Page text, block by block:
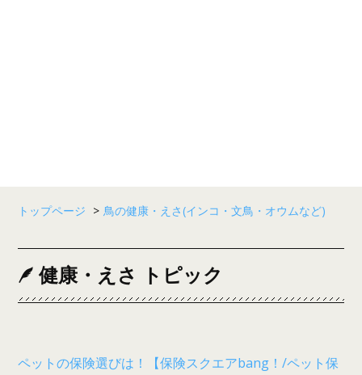
トップページ > 鳥の健康・えさ(インコ・文鳥・オウムなど)
健康・えさ トピック
ペットの保険選びは！【保険スクエアbang！/ペット保